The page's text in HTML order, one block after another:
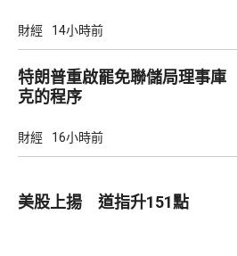
財經 14小時前
特朗普重啟罷免聯儲局理事庫
克的程序
財經 16小時前
美股上揚 道指升151點